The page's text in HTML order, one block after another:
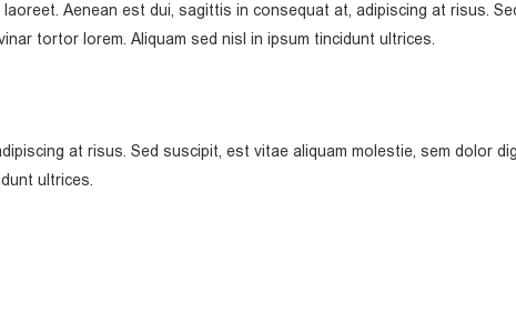
Aenean est dui, sagittis in consequat at, adipiscing at risus.
tortor lorem. Aliquam sed nisl in ipsum tincidunt ultrices.
at risus. Sed suscipit, est vitae aliquam molestie, sem dolor
ultrices.